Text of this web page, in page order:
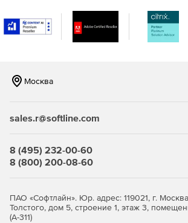
Москва
sales.r@softline.com
8 (495) 232-00-60
8 (800) 200-08-60
ПАО «Софтлайн». Юр. адрес: 119021, г.
Толстого, дом 5, строение 1, этаж 3,
(А-311)